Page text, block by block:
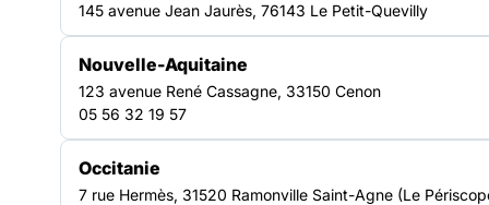
Télécharger le guide
Format PDF - poids : 262.43 ko
Télécharger la ressource
145 avenue Jean Jaurès, 76143 Le Petit-Quevilly
Nouvelle-Aquitaine
123 avenue René Cassagne, 33150 Cenon
05 56 32 19 57
Occitanie
7 rue Hermès, 31520 Ramonville Saint-Agne (Le